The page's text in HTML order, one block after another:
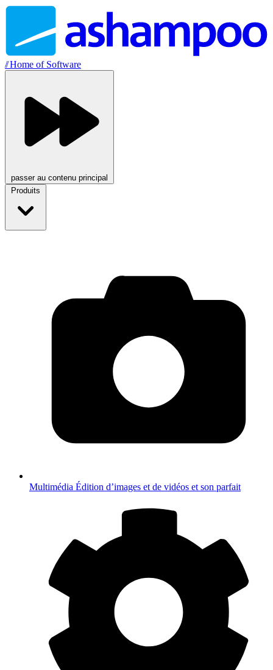
//Home of Software
passer au contenu principal
Produits
Multimédia Édition d’images et de vidéos et son parfait